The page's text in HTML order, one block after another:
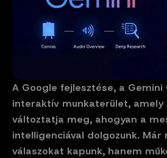
A Google fejlesztése, a Gemini
interaktív munkaterület, amely
változtatja meg, ahogyan a
intelligenciával dolgozunk. Már
válaszokat kapunk, hanem